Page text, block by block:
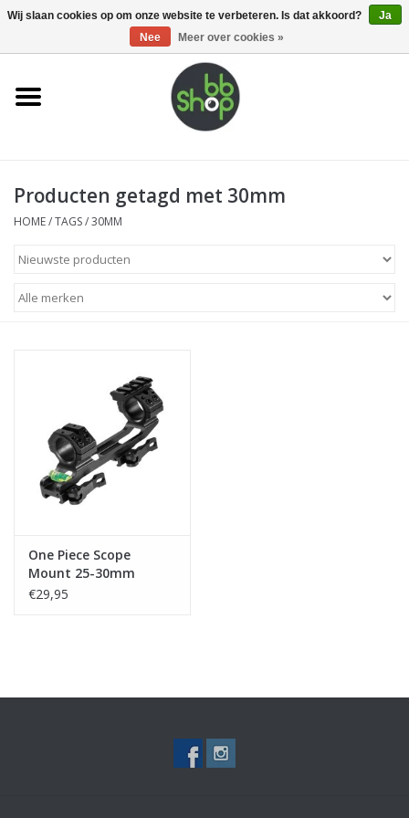
0 Artikelen - €0,00
Home
Supplies
Magazines
Tactical Equipment
Deals
Merken
Producten getagd met 30mm
HOME/TAGS/30MM
One Piece Scope
Mount 25-30mm
€29,95
Wij slaan cookies op om onze website te verbeteren. Is dat akkoord?
Ja
Nee
Meer over cookies »